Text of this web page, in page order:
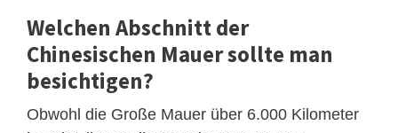
Welchen Abschnitt der
Chinesischen Mauer sollte man
besichtigen?
Obwohl die Große Mauer über 6.000 Kilometer